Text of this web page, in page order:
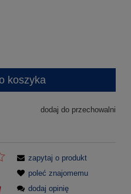
koszyka
dodaj do przechowalni
zapytaj o produkt
poleć znajomemu
dodaj opinię